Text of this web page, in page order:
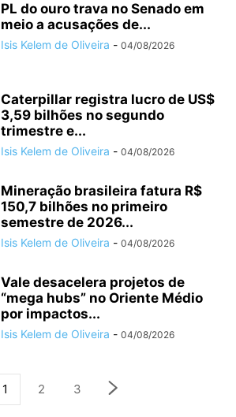
PL do ouro trava no Senado em
meio a acusações de...
Isis Kelem de Oliveira - 04/08/2026
Caterpillar registra lucro de US$
3,59 bilhões no segundo
trimestre e...
Isis Kelem de Oliveira - 04/08/2026
Mineração brasileira fatura R$
150,7 bilhões no primeiro
semestre de 2026...
Isis Kelem de Oliveira - 04/08/2026
Vale desacelera projetos de
“mega hubs” no Oriente Médio
por impactos...
Isis Kelem de Oliveira - 04/08/2026
1 2 3